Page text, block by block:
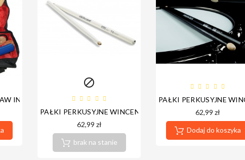
INSTRUMENTÓW PERKUSYJNYCH

PAŁKI PERKUSYJNE WINCENT W-7ACW
62,99 zł
brak na stanie
PAŁKI PERKUSYJNE
62,99 zł
Dodaj do koszyka